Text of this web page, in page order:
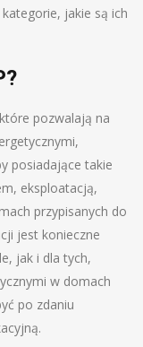
jakie są ich
pozwalają na
posiadające takie
eksploatacją,
przypisanych do
jest konieczne
jak i dla tych,
w domach
po zdaniu